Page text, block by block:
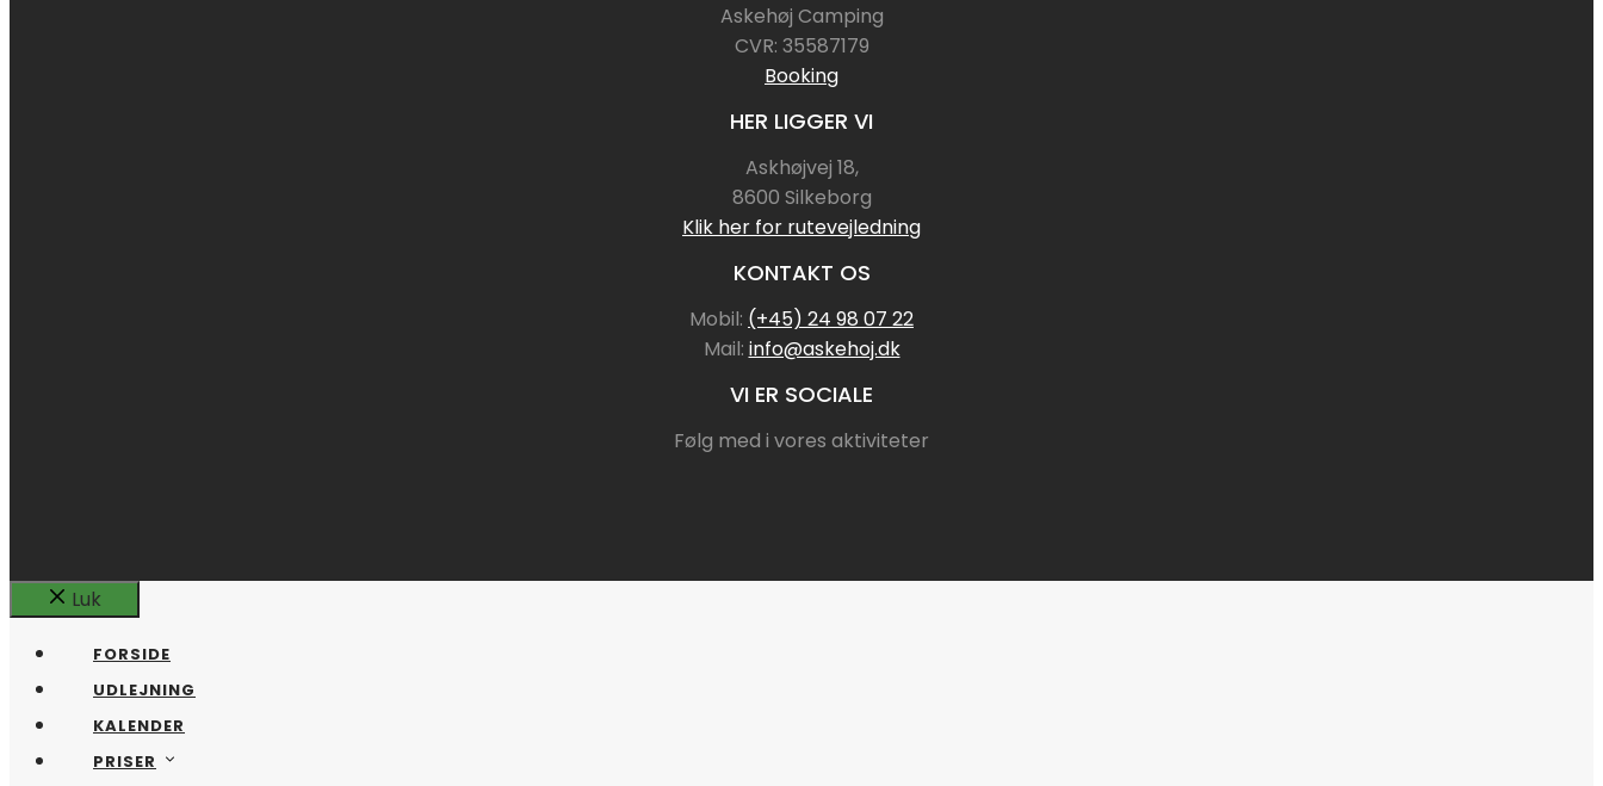
Askehøj Camping
CVR: 35587179
Booking
HER LIGGER VI
Askhøjvej 18,
8600 Silkeborg
Klik her for rutevejledning
KONTAKT OS
Mobil: (+45) 24 98 07 22
Mail: info@askehoj.dk
VI ER SOCIALE
Følg med i vores aktiviteter
Luk
FORSIDE
UDLEJNING
KALENDER
PRISER